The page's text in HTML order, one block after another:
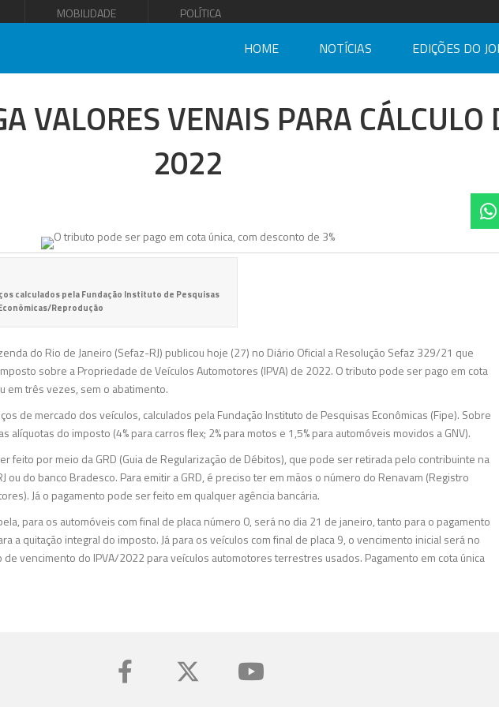
MOBILIDADE POLÍTICA
HOME NOTÍCIAS EDIÇÕES DO
VALORES VENAIS PARA CÁLCULO
2022
calculados pela Fundação Instituto de Pesquisas
Reprodução
do Rio de Janeiro (Sefaz-RJ) publicou hoje (27) no Diário Oficial a Resolução Sefaz 329/21 que
sobre a Propriedade de Veículos Automotores (IPVA) de 2022. O tributo pode ser pago em cota
em três vezes, sem o abatimento.
de mercado dos veículos, calculados pela Fundação Instituto de Pesquisas Econômicas (Fipe). Sobre
alíquotas do imposto (4% para carros flex; 2% para motos e 1,5% para automóveis movidos a GNV).
feito por meio da GRD (Guia de Regularização de Débitos), que pode ser retirada pelo contribuinte na
ou do banco Bradesco. Para emitir a GRD, é preciso ter em mãos o número do Renavam (Registro
Já o pagamento pode ser feito em qualquer agência bancária.
para os automóveis com final de placa número 0, será no dia 21 de janeiro, tanto para o pagamento
a quitação integral do imposto. Já para os veículos com final de placa 9, o vencimento inicial será no
vencimento do IPVA/2022 para veículos automotores terrestres usados. Pagamento em cota única